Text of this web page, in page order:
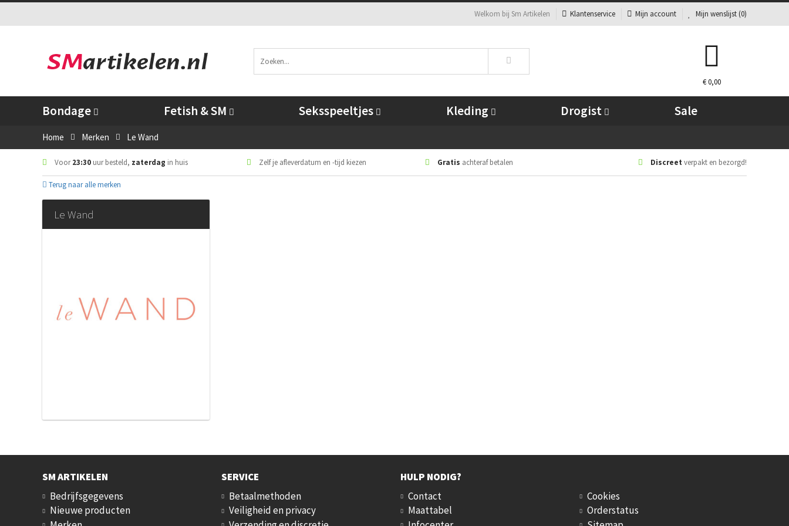
Welkom bij Sm Artikelen Klantenservice Mijn account Mijn wenslijst (0)
€ 0,00
Bondage Fetish & SM Seksspeeltjes Kleding Drogist Sale
Home Merken Le Wand
Voor23:30 uur besteld, zaterdag in huis Zelf je afleverdatum en -tijd kiezen Gratis achteraf betalen Discreet verpakt en bezorgd!
Terug naar alle merken
Le Wand
SM ARTIKELEN
Bedrijfsgegevens
Nieuwe producten
SERVICE
Betaalmethoden
Veiligheid en privacy
HULP NODIG?
Contact
Maattabel
Cookies
Orderstatus